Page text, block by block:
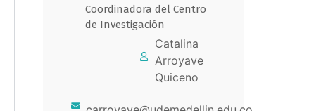
Coordinadora del Centro
de Investigación
Catalina
Arroyave
Quiceno